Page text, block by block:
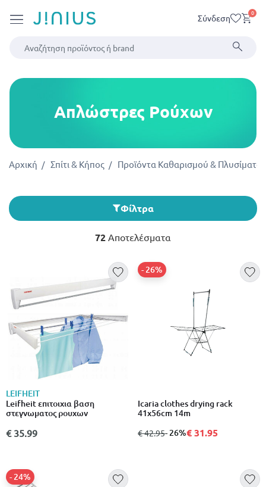
Σύνδεση 0
Απλώστρες Ρούχων
Αρχική Σπίτι & Κήπος Προϊόντα Καθαρισμού & Πλυσίματος
Φίλτρα
72 Αποτελέσματα
LEIFHEIT
Leifheit επιτοιχια βαση
στεγνωματος ρουχων
€ 35.99
Icaria clothes drying rack
41x56cm 14m
από
€ 42.95σε
- 26%
- 26%€ 31.95
- 24%